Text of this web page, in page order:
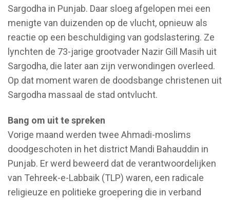
Sargodha in Punjab. Daar sloeg afgelopen mei een
menigte van duizenden op de vlucht, opnieuw als
reactie op een beschuldiging van godslastering. Ze
lynchten de 73-jarige grootvader Nazir Gill Masih uit
Sargodha, die later aan zijn verwondingen overleed.
Op dat moment waren de doodsbange christenen uit
Sargodha massaal de stad ontvlucht.
Bang om uit te spreken
Vorige maand werden twee Ahmadi-moslims
doodgeschoten in het district Mandi Bahauddin in
Punjab. Er werd beweerd dat de verantwoordelijken
van Tehreek-e-Labbaik (TLP) waren, een radicale
religieuze en politieke groepering die in verband